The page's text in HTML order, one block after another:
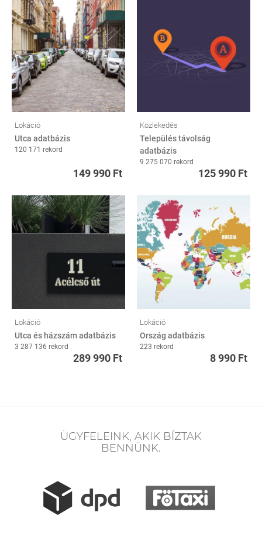
Lokáció
Utca adatbázis
120 171 rekord
149 990 Ft
Közlekedés
Település távolság
adatbázis
9 275 070 rekord
125 990 Ft
Lokáció
Utca és házszám adatbázis
3 287 136 rekord
289 990 Ft
Lokáció
Ország adatbázis
223 rekord
8 990 Ft
ÜGYFELEINK, AKIK BÍZTAK
BENNÜNK.